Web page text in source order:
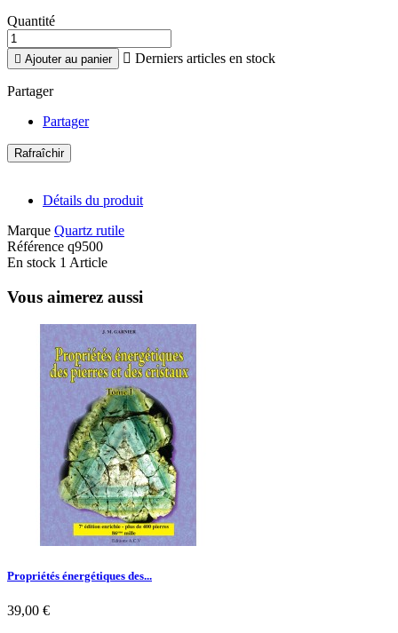
Quantité
 Ajouter au panier  Derniers articles en stock
Partager
Partager
Détails du produit
Marque Quartz rutile
Référence q9500
En stock 1 Article
Vous aimerez aussi
Propriétés énergétiques des...
39,00 €